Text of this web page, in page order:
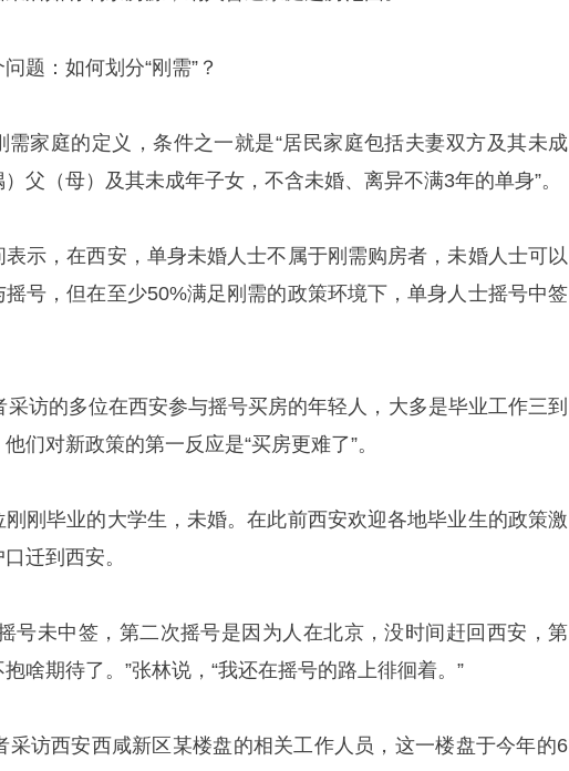
题：如何划分“刚需”？
需家庭的定义，条件之一就是“居民家庭包括夫妻双方及其未成
父（母）及其未成年子女，不含未婚、离异不满3年的单身”。
示，在西安，单身未婚人士不属于刚需购房者，未婚人士可以
号，但在至少50%满足刚需的政策环境下，单身人士摇号中签
访的多位在西安参与摇号买房的年轻人，大多是毕业工作三到
们对新政策的第一反应是“买房更难了”。
刚毕业的大学生，未婚。在此前西安欢迎各地毕业生的政策激
迁到西安。
号未中签，第二次摇号是因为人在北京，没时间赶回西安，第
啥期待了。”张林说，“我还在摇号的路上徘徊着。”
采访西安西咸新区某楼盘的相关工作人员，这一楼盘于今年的6